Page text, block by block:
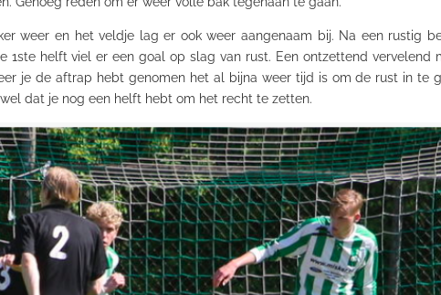
weer en het veldje lag er ook weer aangenaam bij. Na een rustig
1ste helft viel er eengoal
op slag van rust. Een ontzettend vervelend
je de aftrap hebt genomen het al bijna weer tijd is om de rust in te
dat je nog een helft hebt om het recht te zetten.